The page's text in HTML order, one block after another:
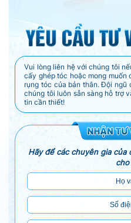
Vui lòng liên hệ với chúng tôi
cấy ghép tóc hoặc mong muốn
rụng tóc của bản thân. Đội ngũ
chúng tôi luôn sẵn sàng hỗ trợ
tin cần thiết!
Hãy để các chuyên gia